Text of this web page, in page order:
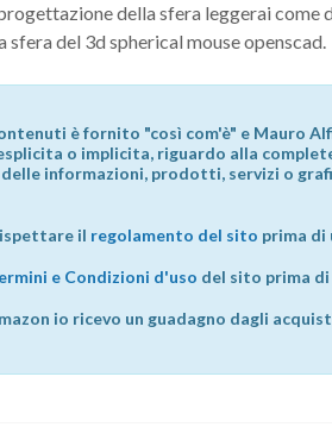
della sfera leggerai come
sfera del 3d spherical mouse openscad.
è fornito "così com'è" e Mauro
o implicita, riguardo alla
informazioni, prodotti, servizi o
il regolamento del sito prima
e Condizioni d'uso del sito prima
io ricevo un guadagno dagli